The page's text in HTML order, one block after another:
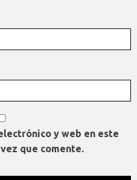
y web en este
que comente.